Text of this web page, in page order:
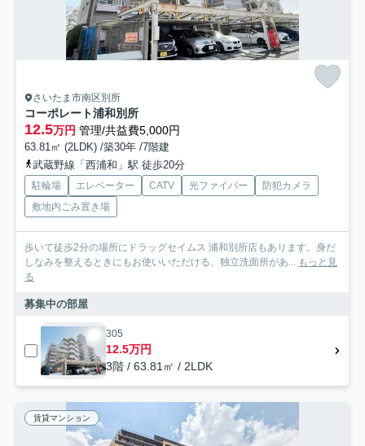
さいたま市南区別所
コーポレート浦和別所
12.5万円 管理/共益費5,000円
63.81㎡ (2LDK) /築30年 /7階建
武蔵野線「西浦和」駅 徒歩20分
駐輪場 エレベーター CATV 光ファイバー
防犯カメラ
敷地内ごみ置き場
歩いて徒歩2分の場所にドラッグセイムス 浦和別所店もあります。身だ
しなみを整えるときにもお使いいただける、独立洗面所があ... もっと見
る
募集中の部屋
305
12.5万円
3階 / 63.81㎡ / 2LDK
賃貸マンション